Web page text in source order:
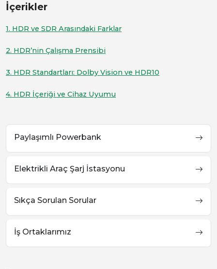
İçerikler
1. HDR ve SDR Arasındaki Farklar
2. HDR’nin Çalışma Prensibi
3. HDR Standartları: Dolby Vision ve HDR10
4. HDR İçeriği ve Cihaz Uyumu
Paylaşımlı Powerbank
Elektrikli Araç Şarj İstasyonu
Sıkça Sorulan Sorular
İş Ortaklarımız